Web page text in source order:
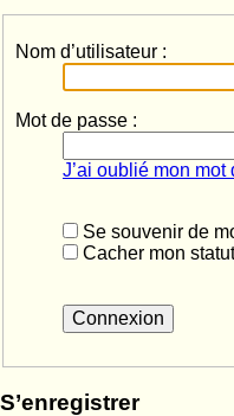
Nom d’utilisateur :
Mot de passe :
J’ai oublié mon mot
Se souvenir de
Cacher mon
S’enregistrer